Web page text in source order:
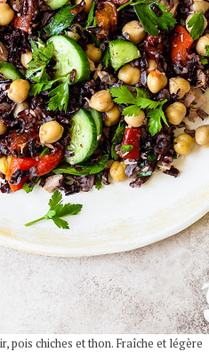
pois chiches et thon. Fraîche et légère